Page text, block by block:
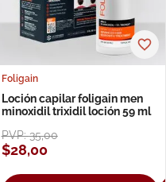
Foligain
Loción capilar foligain men
minoxidil trixidil loción 59 ml
PVP:35,00
$28,00